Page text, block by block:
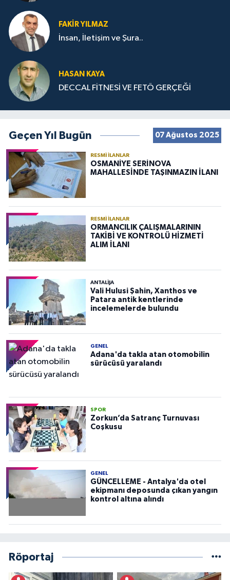
FAKIR YILMAZ
İnsan, İletişim ve Şura..
HASAN KAYA
DECCAL FİTNESİ VE FETÖ GERÇEĞİ
Geçen Yıl Bugün 07 Ağustos 2025
RESMI İLANLAR
OSMANİYE SERİNOVA
MAHALLESİNDE TAŞINMAZIN İLANI
RESMI İLANLAR
ORMANCILIK ÇALIŞMALARININ
TAKİBİ VE KONTROLÜ HİZMETİ
ALIM İLANI
ANTALIJA
Vali Hulusi Şahin, Xanthos ve
Patara antik kentlerinde
incelemelerde bulundu
GENEL
Adana'da takla atan otomobilin
sürücüsü yaralandı
SPOR
Zorkun’da Satranç Turnuvası
Coşkusu
GENEL
GÜNCELLEME - Antalya'da otel
ekipmanı deposunda çıkan yangın
kontrol altına alındı
Röportaj